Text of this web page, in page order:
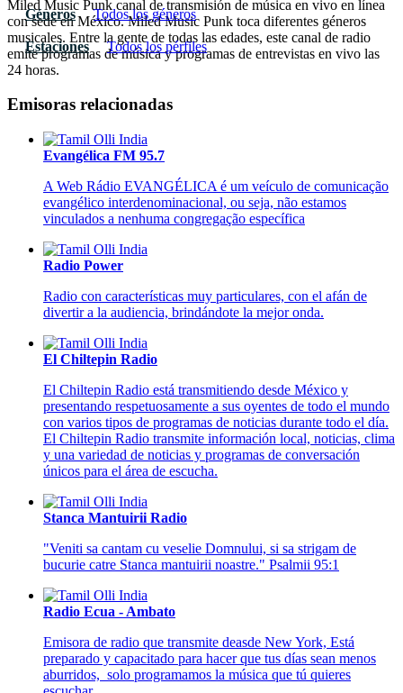
Géneros Todos los géneros
Estaciones Todos los pérfiles
Miled Music Punk canal de transmisión de música en vivo en línea
con sede en México. Miled Music Punk toca diferentes géneros
musicales. Entre la gente de todas las edades, este canal de radio
emite programas de música y programas de entrevistas en vivo las
24 horas.
Emisoras relacionadas
Evangélica FM 95.7
A Web Rádio EVANGÉLICA é um veículo de comunicação
evangélico interdenominacional, ou seja, não estamos
vinculados a nenhuma congregação específica
Radio Power
Radio con características muy particulares, con el afán de
divertir a la audiencia, brindándote la mejor onda.
El Chiltepin Radio
El Chiltepin Radio está transmitiendo desde México y
presentando respetuosamente a sus oyentes de todo el mundo
con varios tipos de programas de noticias durante todo el día.
El Chiltepin Radio transmite información local, noticias, clima
y una variedad de noticias y programas de conversación
únicos para el área de escucha.
Stanca Mantuirii Radio
"Veniti sa cantam cu veselie Domnului, si sa strigam de
bucurie catre Stanca mantuirii noastre." Psalmii 95:1
Radio Ecua - Ambato
Emisora de radio que transmite deasde New York, Está
preparado y capacitado para hacer que tus días sean menos
aburridos, solo programamos la música que tú quieres